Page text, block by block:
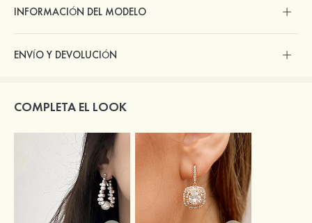
INFORMACIÓN DEL MODELO
ENVÍO Y DEVOLUCIÓN
COMPLETA EL LOOK